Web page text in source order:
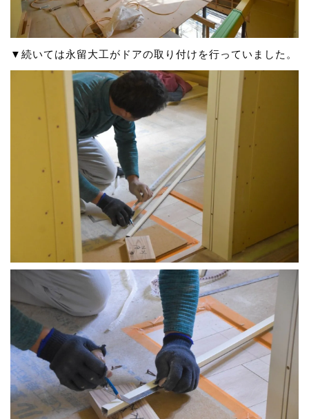
▼続いては永留大工がドアの取り付けを行っていました。